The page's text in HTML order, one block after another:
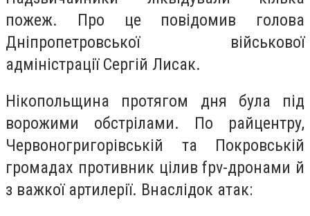
пожеж. Про це повідомив голова
Дніпропетровської військової
адміністрації Сергій Лисак.
Нікопольщина протягом дня була під
ворожими обстрілами. По райцентру,
Червоногригорівській та Покровській
громадах противник цілив fpv-дронами й
з важкої артилерії. Внаслідок атак: